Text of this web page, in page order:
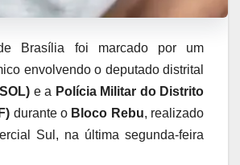
Brasília foi marcado por um
envolvendo o deputado distrital
e a Polícia Militar do Distrito
durante o Bloco Rebu, realizado
Sul, na última segunda-feira